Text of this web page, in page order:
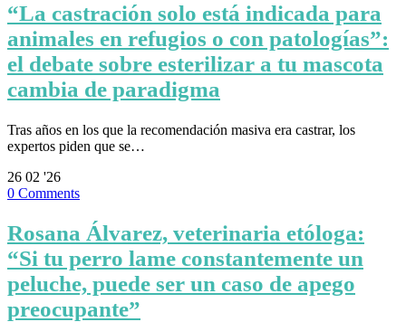
“La castración solo está indicada para
animales en refugios o con patologías”:
el debate sobre esterilizar a tu mascota
cambia de paradigma
Tras años en los que la recomendación masiva era castrar, los
expertos piden que se…
26 02 '26
0 Comments
Rosana Álvarez, veterinaria etóloga:
“Si tu perro lame constantemente un
peluche, puede ser un caso de apego
preocupante”